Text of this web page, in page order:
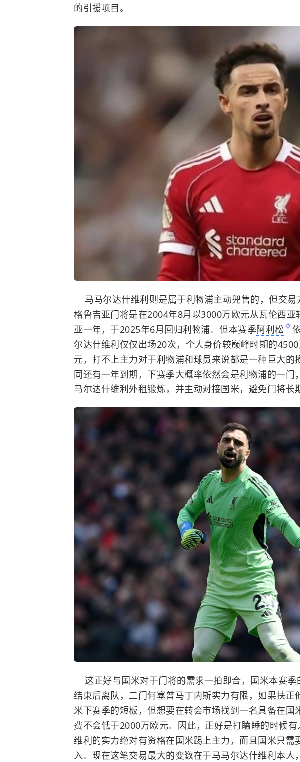
的引援项目。
马马尔达什维利则是属于利物浦主动兜售的，但交易
格鲁吉亚门将是在2004年8月以3000万欧元从瓦伦西亚
亚一年，于2025年6月回归利物浦。但本赛季阿利松
尔达什维利仅仅出场20次，个人身价较巅峰时期的
元，打不上主力对于利物浦和球员来说都是一种巨大的
同还有一年到期，下赛季大概率依然会是利物浦的一门
马尔达什维利外租锻炼，并主动对接国米，避免门将长
这正好与国米对于门将的需求一拍即合，国米本赛季
结束后离队，二门何塞普马丁内斯实力有限，如果扶正
米下赛季的短板，但想要在转会市场找到一名具备在国
费不会低于2000万欧元。因此，正好是打瞌睡的时候
维利的实力绝对有资格在国米踢上主力，而且国米只需
入。现在这笔交易最大的变数在于马马尔达什维利本人